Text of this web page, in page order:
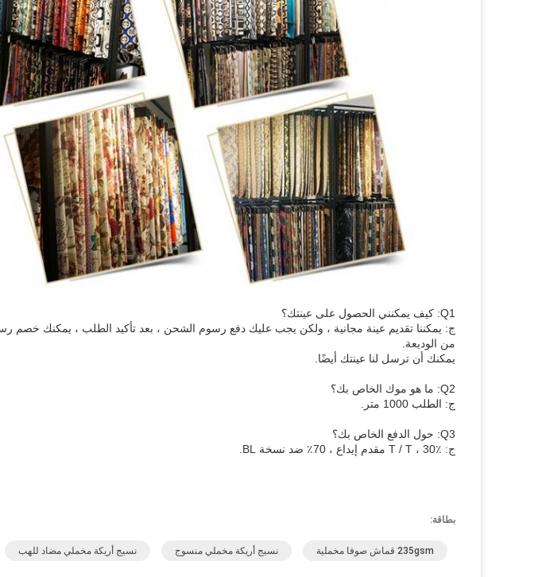
Q1: كيف يمكنني الحصول على عينتك؟
ج: يمكننا تقديم عينة مجانية ، ولكن يجب عليك دفع رسوم الشحن ، بعد تأكيد الطلب ، يمكنك خصم
من الوديعة.
يمكنك أن ترسل لنا عينتك أيضًا.
Q2: ما هو موك الخاص بك؟
ج: الطلب 1000 متر.
Q3: حول الدفع الخاص بك؟
ج: T / T ، 30٪ مقدم إيداع ، 70٪ ضد نسخة BL.
بطاقة:
235gsm قماش صوفا مخملية نسيج أريكة مخملي منسوج نسيج أريكة مخملي مضاد للهب